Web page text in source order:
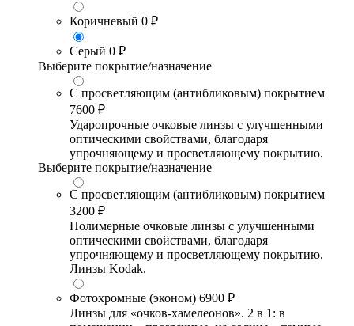
Коричневый 0 ₽
Серый 0 ₽
Выберите покрытие/назначение
С просветляющим (антибликовым) покрытием
7600 ₽
Ударопрочные очковые линзы с улучшенными
оптическими свойствами, благодаря
упрочняющему и просветляющему покрытию.
Выберите покрытие/назначение
С просветляющим (антибликовым) покрытием
3200 ₽
Полимерные очковые линзы с улучшенными
оптическими свойствами, благодаря
упрочняющему и просветляющему покрытию.
Линзы Kodak.
Фотохромные (эконом) 6900 ₽
Линзы для «очков-хамелеонов». 2 в 1: в